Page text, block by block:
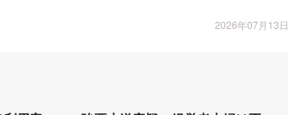
2026年07月13日